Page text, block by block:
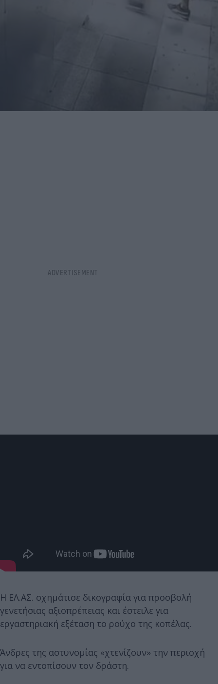
Η ΕΛ.ΑΣ. σχημάτισε δικογραφία για προσβολή
γενετήσιας αξιοπρέπειας και έστειλε για
εργαστηριακή εξέταση το ρούχο της κοπέλας.
Άνδρες της αστυνομίας «χτενίζουν» την περιοχή
για να εντοπίσουν τον δράστη.